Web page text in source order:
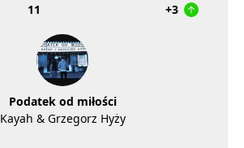
11 +3
Podatek od miłości
Kayah & Grzegorz Hyży